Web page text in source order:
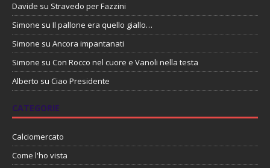
Davide su Stravedo per Fazzini
Simone su Il pallone era quello giallo…
Simone su Ancora impantanati
Simone su Con Rocco nel cuore e Vanoli nella testa
Alberto su Ciao Presidente
CATEGORIE
Calciomercato
Come l'ho vista